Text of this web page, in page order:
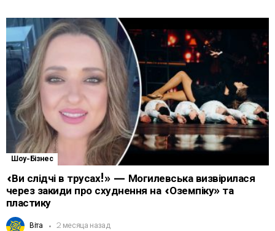
Шоу-Бізнес
«Ви слідчі в трусах!» — Могилевська визвірилася
через закиди про схуднення на «Оземпіку» та
пластику
Віта 2 месяца назад